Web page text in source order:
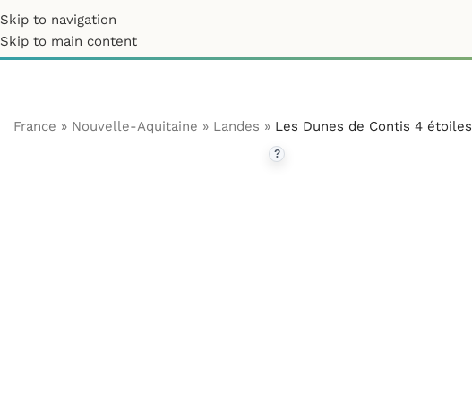
Skip to navigation
Skip to main content
France » Nouvelle-Aquitaine » Landes » Les Dunes de Contis 4 étoiles
?